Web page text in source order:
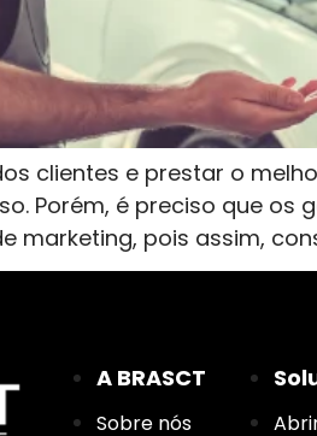
clientes e prestar o
Porém, é preciso que
marketing, pois assim,
A BRASCT
Sobre nós